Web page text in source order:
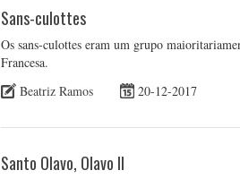
Sans-culottes
Os sans-culottes eram um grupo
Francesa.
Beatriz Ramos
20-12-2017
Santo Olavo, Olavo II